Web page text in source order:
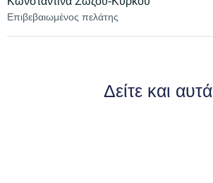
Επιβεβαιωμένος πελάτης
Δείτε και αυτά